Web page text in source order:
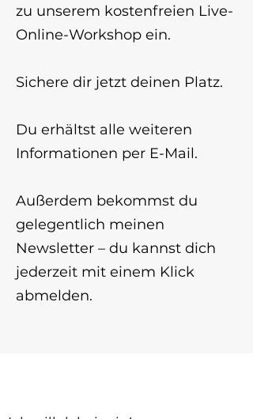
zu unserem kostenfreien Live-
Online-Workshop ein.
Sichere dir jetzt deinen Platz.
Du erhältst alle weiteren
Informationen per E-Mail.
Außerdem bekommst du
gelegentlich meinen
Newsletter – du kannst dich
jederzeit mit einem Klick
abmelden.